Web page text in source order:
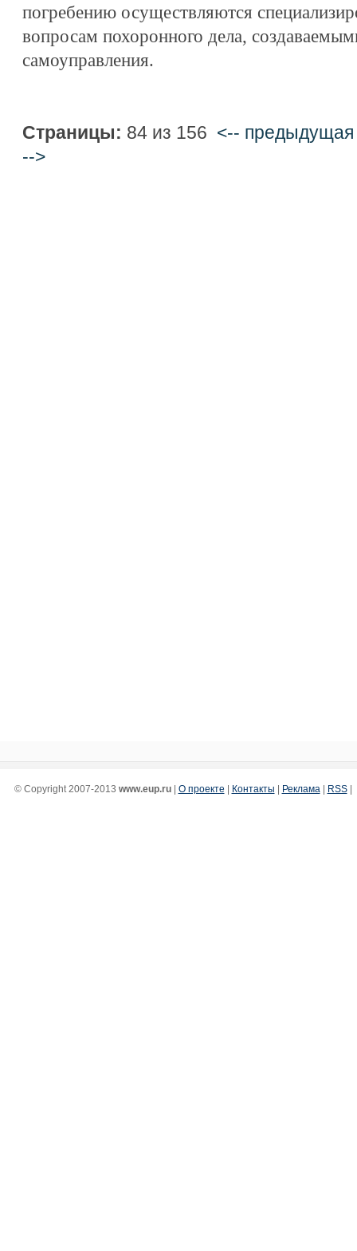
погребению осуществляются
вопросам похоронного дела,
самоуправления.
Страницы: 84 из 156 <-- предыдущая
-->
© Copyright 2007-2013 www.eup.ru| О проекте Контакты Реклама| RSS|